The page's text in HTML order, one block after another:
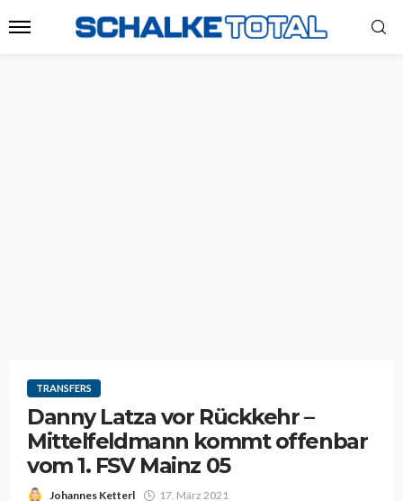
TRANSFERS
Danny Latza vor Rückkehr –
Mittelfeldmann kommt offenbar
vom 1. FSV Mainz 05
Johannes Ketterl 17. März 2021